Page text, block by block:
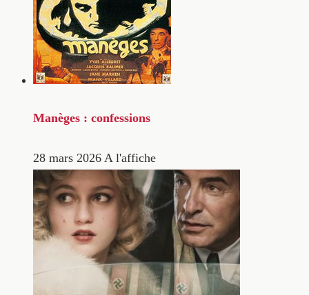
Manèges : confessions
28 mars 2026 A l'affiche